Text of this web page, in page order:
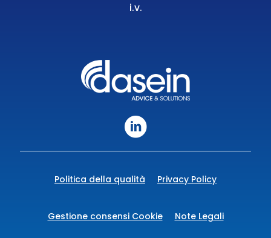
i.v.
Politica della qualità Privacy Policy
Gestione consensi Cookie Note Legali